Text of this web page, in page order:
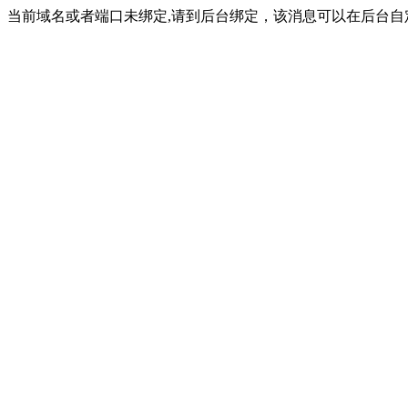
当前域名或者端口未绑定,请到后台绑定，该消息可以在后台自